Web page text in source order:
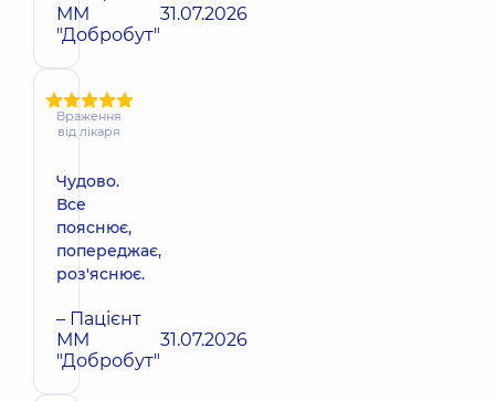
ММ
"Добробут"
31.07.2026
Враження
від лікаря
Чудово.
Все
пояснює,
попереджає,
роз'яснює.
– Пацієнт
ММ
"Добробут"
31.07.2026